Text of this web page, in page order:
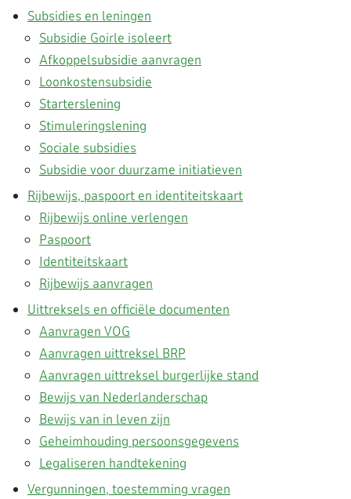
Subsidies en leningen
Subsidie Goirle isoleert
Afkoppelsubsidie aanvragen
Loonkostensubsidie
Starterslening
Stimuleringslening
Sociale subsidies
Subsidie voor duurzame initiatieven
Rijbewijs, paspoort en identiteitskaart
Rijbewijs online verlengen
Paspoort
Identiteitskaart
Rijbewijs aanvragen
Uittreksels en officiële documenten
Aanvragen VOG
Aanvragen uittreksel BRP
Aanvragen uittreksel burgerlijke stand
Bewijs van Nederlanderschap
Bewijs van in leven zijn
Geheimhouding persoonsgegevens
Legaliseren handtekening
Vergunningen, toestemming vragen